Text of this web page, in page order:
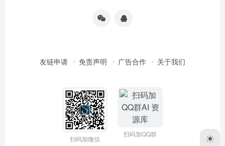
友链申请 免责声明 广告合作 关于我们
扫码加微信
扫码加QQ群